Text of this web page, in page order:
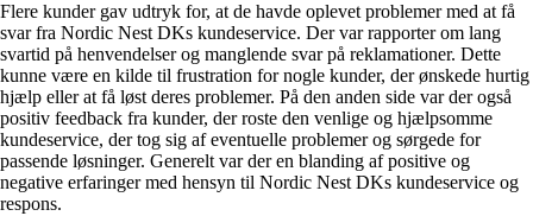
Flere kunder gav udtryk for, at de havde oplevet problemer med at få
svar fra Nordic Nest DKs kundeservice. Der var rapporter om lang
svartid på henvendelser og manglende svar på reklamationer. Dette
kunne være en kilde til frustration for nogle kunder, der ønskede hurtig
hjælp eller at få løst deres problemer. På den anden side var der også
positiv feedback fra kunder, der roste den venlige og hjælpsomme
kundeservice, der tog sig af eventuelle problemer og sørgede for
passende løsninger. Generelt var der en blanding af positive og
negative erfaringer med hensyn til Nordic Nest DKs kundeservice og
respons.